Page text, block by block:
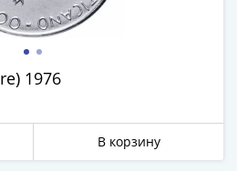
1976
В корзину